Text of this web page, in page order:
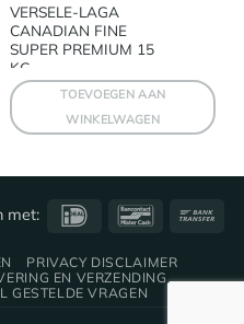
VERSELE-LAGA
CANADIAN FINE
SUPER PREMIUM 15
KG
TOEVOEGEN AAN
WINKELWAGEN
met: IDeal Bancontact
PRIVACY DISCLAIMER
EN VERZENDING
GESTELDE VRAGEN